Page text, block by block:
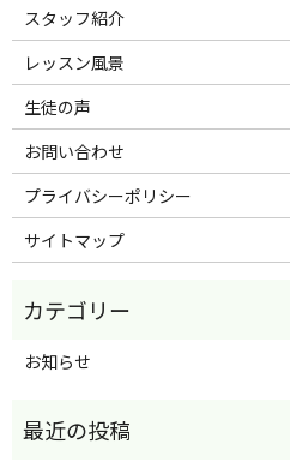
スタッフ紹介
レッスン風景
生徒の声
お問い合わせ
プライバシーポリシー
サイトマップ
お知らせ